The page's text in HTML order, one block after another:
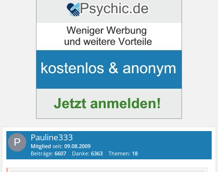
P Pauline333
Mitglied seit:09.08.2009
Beiträge:6607 Danke:6363 Themen: 18